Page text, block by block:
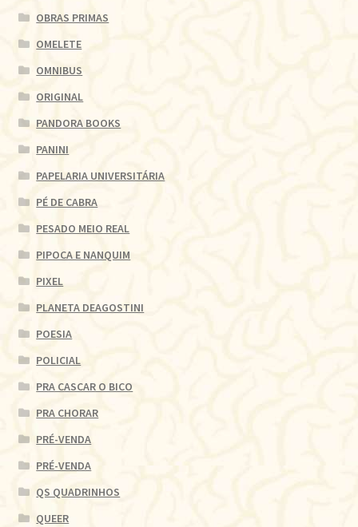
OBRAS PRIMAS
OMELETE
OMNIBUS
ORIGINAL
PANDORA BOOKS
PANINI
PAPELARIA UNIVERSITÁRIA
PÉ DE CABRA
PESADO MEIO REAL
PIPOCA E NANQUIM
PIXEL
PLANETA DEAGOSTINI
POESIA
POLICIAL
PRA CASCAR O BICO
PRA CHORAR
PRÉ-VENDA
PRÉ-VENDA
QS QUADRINHOS
QUEER